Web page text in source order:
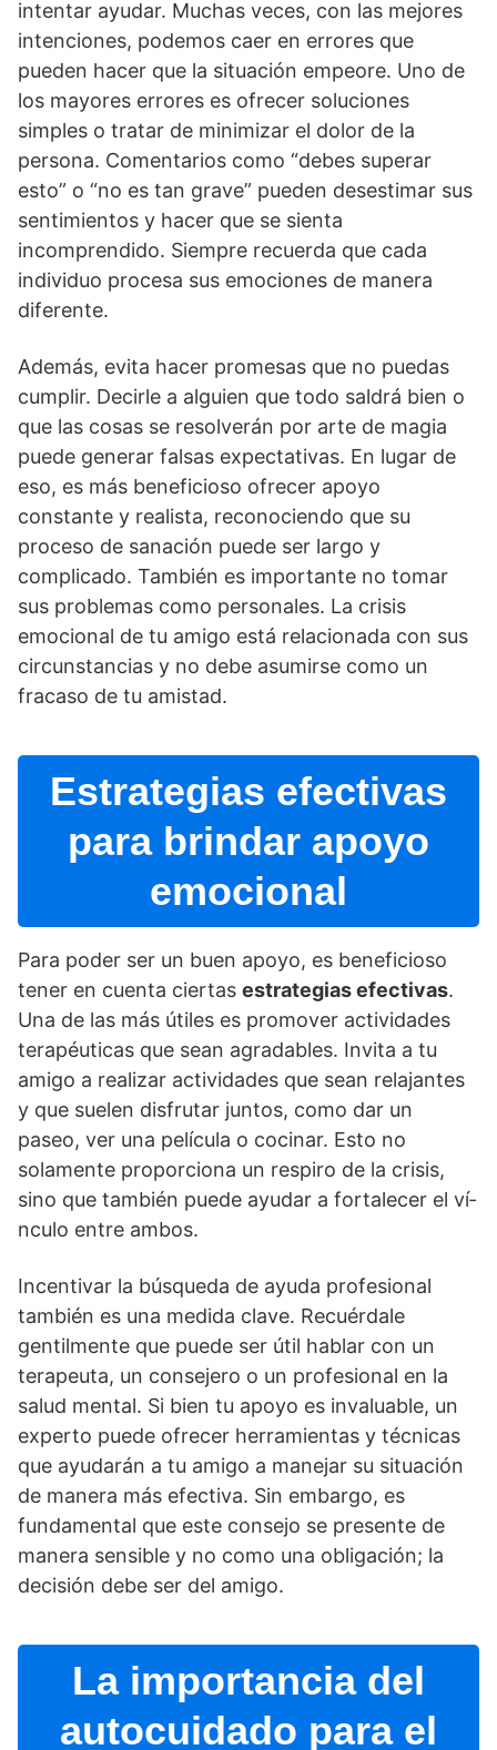
intentar ayudar. Muchas veces, con las mejores
intenciones, podemos caer en errores que
pueden hacer que la situación empeore. Uno de
los mayores errores es ofrecer soluciones
simples o tratar de minimizar el dolor de la
persona. Comentarios como “debes superar
esto” o “no es tan grave” pueden desestimar sus
sentimientos y hacer que se sienta
incomprendido. Siempre recuerda que cada
individuo procesa sus emociones de manera
diferente.
Además, evita hacer promesas que no puedas
cumplir. Decirle a alguien que todo saldrá bien o
que las cosas se resolverán por arte de magia
puede generar falsas expectativas. En lugar de
eso, es más beneficioso ofrecer apoyo
constante y realista, reconociendo que su
proceso de sanación puede ser largo y
complicado. También es importante no tomar
sus problemas como personales. La crisis
emocional de tu amigo está relacionada con sus
circunstancias y no debe asumirse como un
fracaso de tu amistad.
Estrategias efectivas
para brindar apoyo
emocional
Para poder ser un buen apoyo, es beneficioso
tener en cuenta ciertas estrategias efectivas.
Una de las más útiles es promover actividades
terapéuticas que sean agradables. Invita a tu
amigo a realizar actividades que sean relajantes
y que suelen disfrutar juntos, como dar un
paseo, ver una pelí­cula o cocinar. Esto no
solamente proporciona un respiro de la crisis,
sino que también puede ayudar a fortalecer el ví­
nculo entre ambos.
Incentivar la búsqueda de ayuda profesional
también es una medida clave. Recuérdale
gentilmente que puede ser útil hablar con un
terapeuta, un consejero o un profesional en la
salud mental. Si bien tu apoyo es invaluable, un
experto puede ofrecer herramientas y técnicas
que ayudarán a tu amigo a manejar su situación
de manera más efectiva. Sin embargo, es
fundamental que este consejo se presente de
manera sensible y no como una obligación; la
decisión debe ser del amigo.
La importancia del
autocuidado para el